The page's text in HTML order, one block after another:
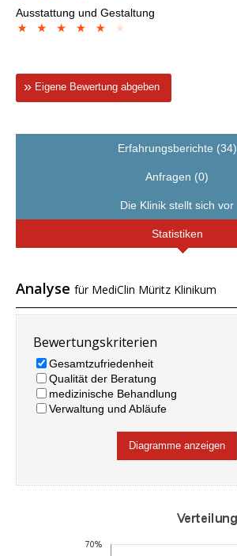
Ausstattung und Gestaltung
Eigene Bewertung abgeben
Erfahrungsberichte (34)
Anfragen (0)
Die Klinik stellt sich vor
Statistiken
Analyse für MediClin Müritz Klinikum
Bewertungskriterien
Gesamtzufriedenheit
Qualität der Beratung
medizinische Behandlung
Verwaltung und Abläufe